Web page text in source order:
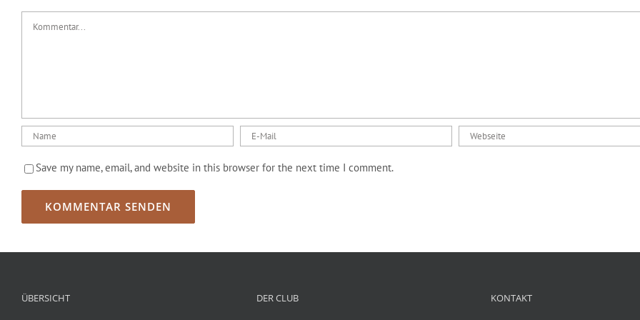
Save my name, email, and website in this browser for the next time I comment.
ÜBERSICHT DER CLUB KONTAKT